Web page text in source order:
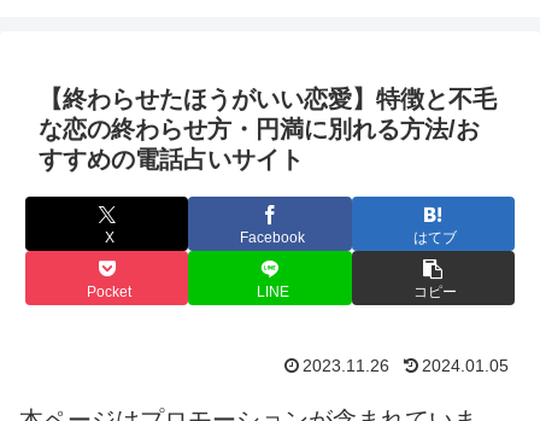
【終わらせたほうがいい恋愛】特徴と不毛
な恋の終わらせ方・円満に別れる方法/お
すすめの電話占いサイト
X Facebook はてブ
Pocket LINE コピー
2023.11.26 2024.01.05